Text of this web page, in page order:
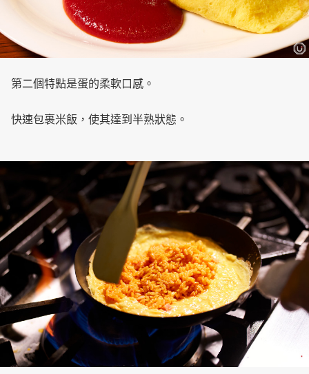
第二個特點是蛋的柔軟口感。
快速包裹米飯，使其達到半熟狀態。